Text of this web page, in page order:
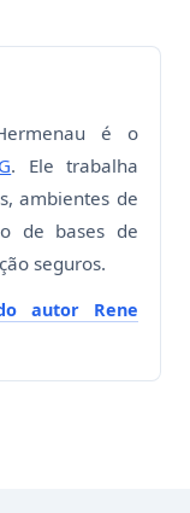
é o
. Ele trabalha
ambientes de
de bases de
seguros.
autor Rene